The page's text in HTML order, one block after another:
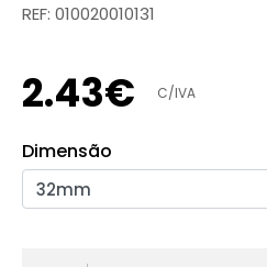
REF: 010020010131
2.43€ C/IVA
Dimensão